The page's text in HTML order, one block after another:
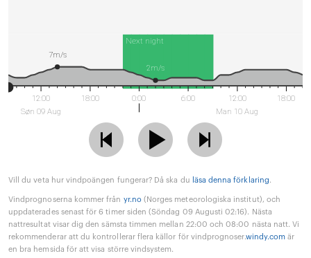
Next night
12:00
Søn 09 Aug
18:00 0:00 6:00
12:00
Man 10 Aug
18:00
7m/s
2m/s
Vill du veta hur vindpoängen fungerar? Då ska du läsa denna förklaring.
Vindprognoserna kommer från yr.no (Norges meteorologiska institut), och
uppdaterades senast för 6 timer siden (Söndag 09 Augusti 02:16). Nästa
nattresultat visar dig den sämsta timmen mellan 22:00 och 08:00 nästa natt. Vi
rekommenderar att du kontrollerar flera källor för vindprognoser.windy.com är
en bra hemsida för att visa större vindsystem.